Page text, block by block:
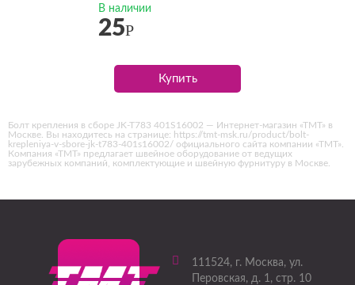
В наличии
25Р
Купить
Болт крепления в сборе JK-T783 401S16002 — Интернет-магазин «ТМТ» в
Москве. Вы находитесь на странице: https://tmt-msk.ru/product/bolt-
krepleniya-v-sbore-jk-t783-401s16002/ официального сайта компании «ТМТ».
Компания «ТМТ» предлагает швейное оборудование от ведущих
зарубежных компаний, комплектующие и швейную фурнитуру в Москве.
111524, г. Москва, ул.
Перовская, д. 1, стр. 10